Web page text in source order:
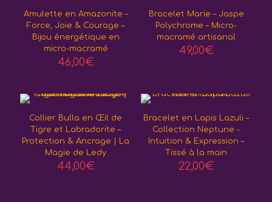
Amulette en Amazonite –
Force, Joie & Courage –
Bijou énergétique en
micro-macramé
46,00€
Bracelet Marie – Jaspe
Polychrome – Micro-
macramé artisanal
49,00€
Collier Bulla en Œil de
Tigre et Labradorite –
Protection & Ancrage | La
Magie de Ledy
44,00€
Bracelet en Lapis Lazuli –
Collection Neptune -
Intuition & Expression –
Tissé à la main
22,00€